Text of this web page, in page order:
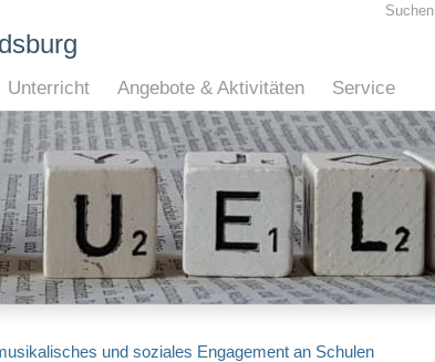
Suchen
Unterricht Angebote & Aktivitäten Service
und soziales Engagement an Schulen